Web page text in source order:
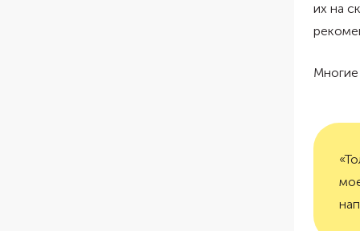
их на
Многие